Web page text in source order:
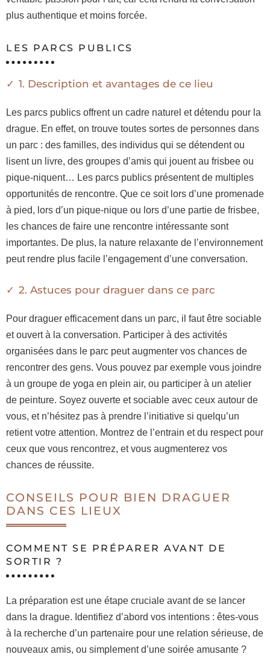
plus authentique et moins forcée.
LES PARCS PUBLICS
1. Description et avantages de ce lieu
Les parcs publics offrent un cadre naturel et détendu pour la
drague. En effet, on trouve toutes sortes de personnes dans
un parc : des familles, des individus qui se détendent ou
lisent un livre, des groupes d’amis qui jouent au frisbee ou
pique-niquent… Les parcs publics présentent de multiples
opportunités de rencontre. Que ce soit lors d’une promenade
à pied, lors d’un pique-nique ou lors d’une partie de frisbee,
les chances de faire une rencontre intéressante sont
importantes. De plus, la nature relaxante de l’environnement
peut rendre plus facile l’engagement d’une conversation.
2. Astuces pour draguer dans ce parc
Pour draguer efficacement dans un parc, il faut être sociable
et ouvert à la conversation. Participer à des activités
organisées dans le parc peut augmenter vos chances de
rencontrer des gens. Vous pouvez par exemple vous joindre
à un groupe de yoga en plein air, ou participer à un atelier
de peinture. Soyez ouverte et sociable avec ceux autour de
vous, et n’hésitez pas à prendre l’initiative si quelqu’un
retient votre attention. Montrez de l’entrain et du respect pour
ceux que vous rencontrez, et vous augmenterez vos
chances de réussite.
CONSEILS POUR BIEN DRAGUER
DANS CES LIEUX
COMMENT SE PRÉPARER AVANT DE
SORTIR ?
La préparation est une étape cruciale avant de se lancer
dans la drague. Identifiez d’abord vos intentions : êtes-vous
à la recherche d’un partenaire pour une relation sérieuse, de
nouveaux amis, ou simplement d’une soirée amusante ?